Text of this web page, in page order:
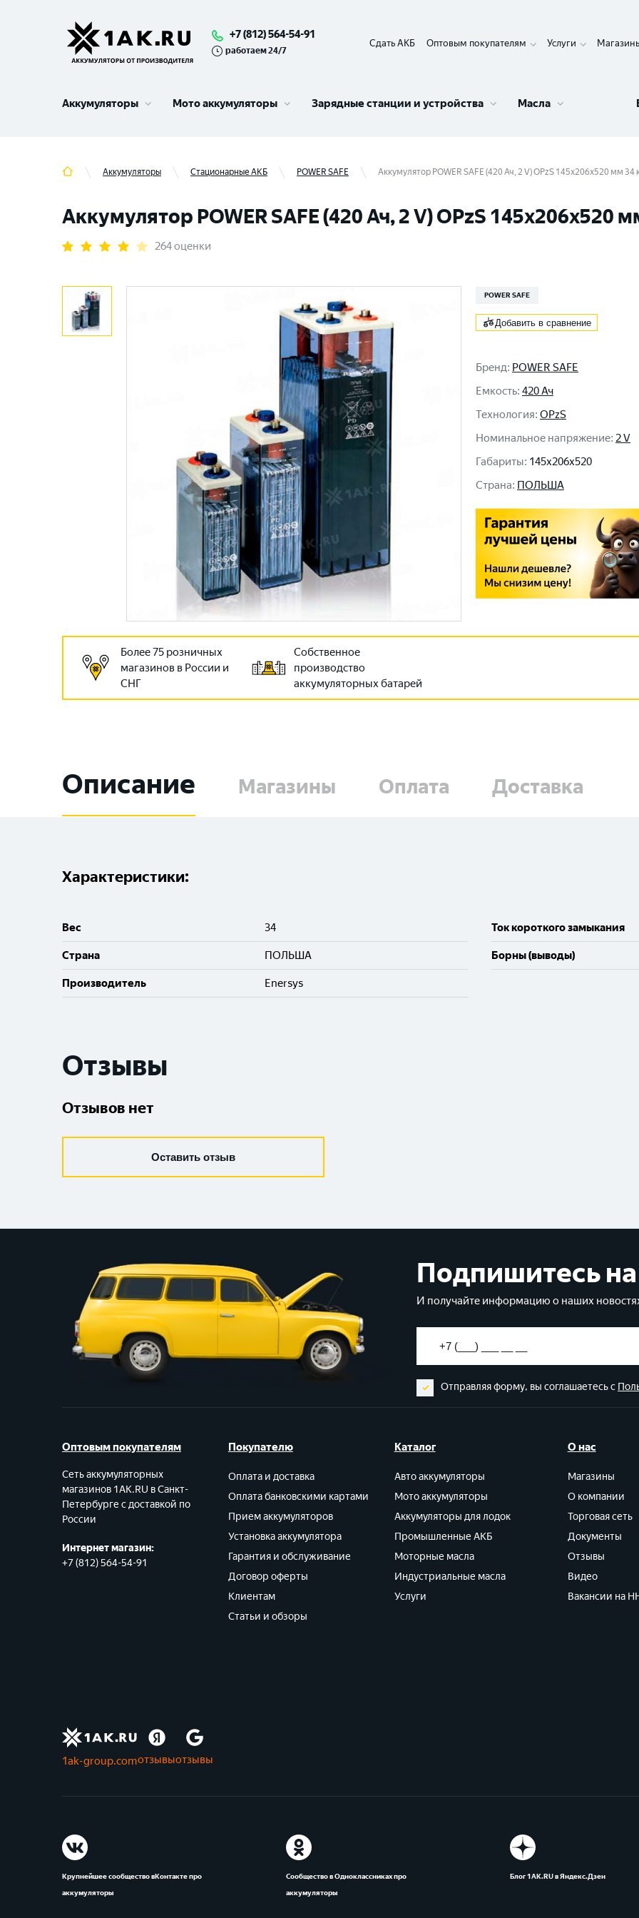
+7 (812) 564-54-91
работаем 24/7
Сдать АКБ Оптовым покупателям Услуги
Аккумуляторы Мото аккумуляторы Зарядные станции и устройства Масла
Аккумуляторы Стационарные АКБ POWER SAFE Аккумулятор POWER SAFE (420 Ач, 2 V) OPzS 145x206x520 мм 34
Аккумулятор POWER SAFE (420 Ач, 2 V) OPzS 145x206x520
264 оценки
POWER SAFE
Добавить в сравнение
Бренд: POWER SAFE
Емкость: 420 Ач
Технология: OPzS
Номинальное напряжение: 2 V
Габариты: 145x206x520
Cтрана: ПОЛЬША
Более 75 розничных
магазинов в России и
СНГ
Собственное
производство
аккумуляторных батарей
Описание Магазины Оплата Доставка
Характеристики:
Вес 34
Cтрана ПОЛЬША
Производитель Enersys
Ток короткого замыкания
Борны (выводы)
Отзывы
Отзывов нет
Оставить отзыв
Подпишитесь
И получайте информацию о наших
Отправляя форму, вы соглашаетесь с
Оптовым покупателям
Сеть аккумуляторных
магазинов 1AK.RU в Санкт-
Петербурге с доставкой по
России
Интернет магазин:
+7 (812) 564-54-91
Покупателю
Оплата и доставка
Оплата банковскими картами
Прием аккумуляторов
Установка аккумулятора
Гарантия и обслуживание
Договор оферты
Клиентам
Статьи и обзоры
Каталог
Авто аккумуляторы
Мото аккумуляторы
Аккумуляторы для лодок
Промышленные АКБ
Моторные масла
Индустриальные масла
Услуги
О нас
Магазины
О компании
Торговая сеть
Документы
Отзывы
Видео
Вакансии на
1ak-group.comотзывыотзывы
Крупнейшее сообщество вКонтакте про
аккумуляторы
Сообщество в Одноклассниках про
аккумуляторы
Блог 1АК.RU в Яндекс.Дзен
Выберите ваш город
Санкт-Петербург